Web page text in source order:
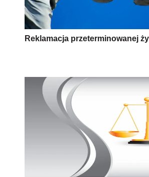
Reklamacja przeterminowanej